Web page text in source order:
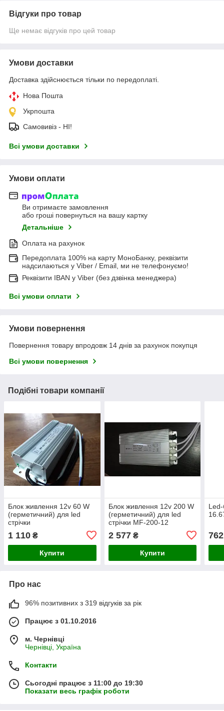
Відгуки про товар
Ще немає відгуків про цей товар
Умови доставки
Доставка здійснюється тільки по передоплаті.
Нова Пошта
Укрпошта
Самовивіз - НІ!
Всі умови доставки
Умови оплати
Ви отримаєте замовлення
або гроші повернуться на вашу картку
Детальніше
Оплата на рахунок
Передоплата 100% на карту МоноБанку, реквізити
надсилаються у Viber / Email, ми не телефонуємо!
Реквізити IBAN у Viber (без дзвінка менеджера)
Всі умови оплати
Умови повернення
Повернення товару впродовж 14 днів за рахунок покупця
Всі умови повернення
Подібні товари компанії
Блок живлення 12v 60 W
(герметичний) для led
стрічки
1 110 ₴
Купити
Блок живлення 12v 200 W
(герметичний) для led
стрічки MF-200-12
2 577₴
Купити
762
Про нас
96% позитивних з 319 відгуків за рік
Працює з 01.10.2016
м. Чернівці
Чернівці, Україна
Контакти
Сьогодні працює з 11:00 до 19:30
Показати весь графік роботи